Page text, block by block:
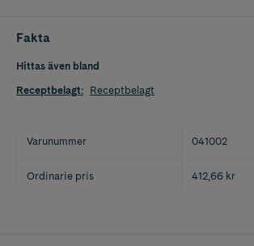
Fakta
Hittas även bland
Receptbelagt: Receptbelagt
Varunummer 041002
Ordinarie pris 412,66 kr